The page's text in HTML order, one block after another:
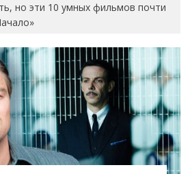
но эти 10 умных фильмов почти